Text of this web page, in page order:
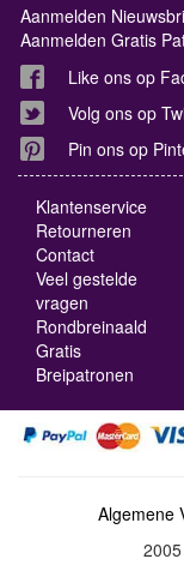
Aanmelden
Aanmelden Gratis
Like ons op
Volg ons op
Pin ons op
Klantenservice
Retourneren
Contact
Veel gestelde
vragen
Rondbreinaald
Gratis
Breipatronen
Algemene